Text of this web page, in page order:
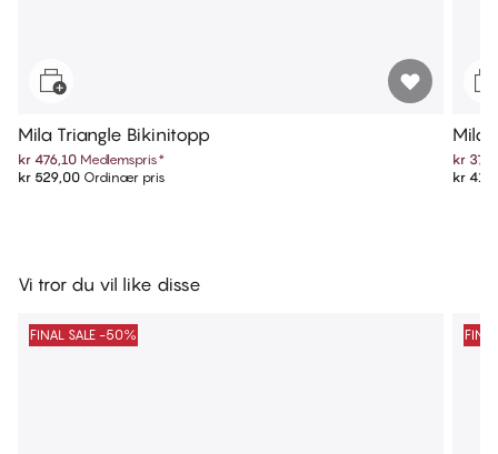
Mila Triangle Bikinitopp
kr 476,10 Medlemspris*
kr 529,00 Ordinær pris
Mila
kr
kr
Vi tror du vil like disse
FINAL SALE -50%